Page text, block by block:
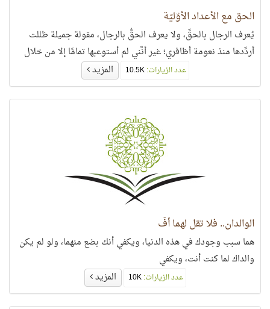
الحق مع الأعداد الأوّليّة
يُعرف الرجال بالحقِّ، ولا يعرف الحقُّ بالرجال، مقولة جميلة ظللت
أردِّدها منذ نعومة أظافري؛ غير أنَّني لم أستوعبها تمامًا إلا من خلال
عدد الزيارات:10.5K المزيد
الوالدان.. فلا تقل لهما أُفّ
هما سبب وجودك في هذه الدنيا، ويكفي أنك بضع منهما، ولو لم يكن
والداك لما كنت أنت، ويكفي
عدد الزيارات:10K المزيد